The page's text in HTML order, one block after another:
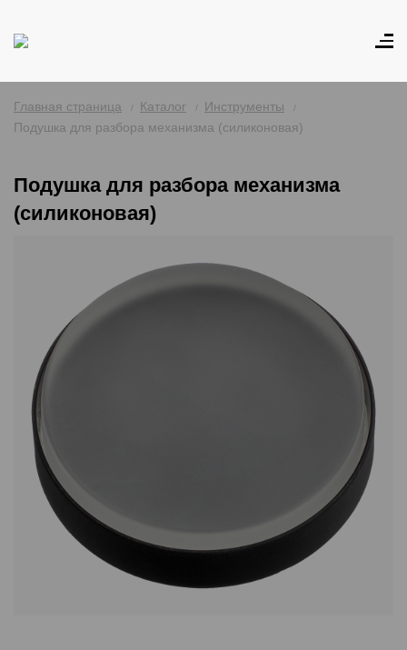
Главная страница Каталог
Инструменты
Подушка для разбора механизма (силиконовая)
Подушка для разбора механизма
(силиконовая)